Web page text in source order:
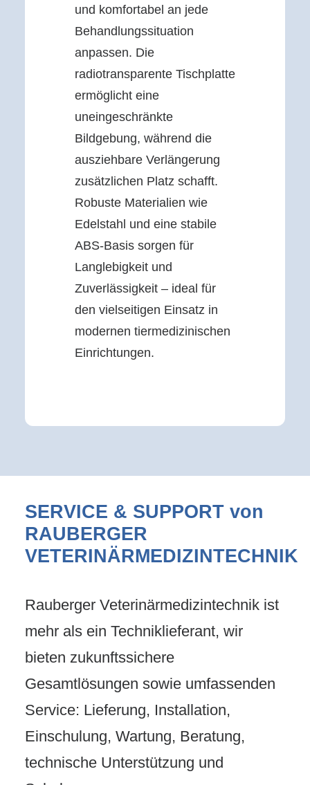
und komfortabel an jede
Behandlungssituation
anpassen. Die
radiotransparente Tischplatte
ermöglicht eine
uneingeschränkte
Bildgebung, während die
ausziehbare Verlängerung
zusätzlichen Platz schafft.
Robuste Materialien wie
Edelstahl und eine stabile
ABS-Basis sorgen für
Langlebigkeit und
Zuverlässigkeit – ideal für
den vielseitigen Einsatz in
modernen tiermedizinischen
Einrichtungen.
SERVICE & SUPPORT von
RAUBERGER
VETERINÄRMEDIZINTECHNIK
Rauberger Veterinärmedizintechnik ist
mehr als ein Techniklieferant, wir
bieten zukunftssichere
Gesamtlösungen sowie umfassenden
Service: Lieferung, Installation,
Einschulung, Wartung, Beratung,
technische Unterstützung und